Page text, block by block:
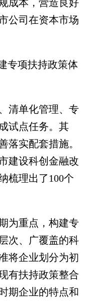
成本，营造良好
公司在资本市场
项扶持政策体
单化管理、专
试点任务。其
落实配套措施。
建设科创金融改
梳理出了100个
重点，构建专
次、广覆盖的科
将企业划分为初
有扶持政策整合
期企业的特点和